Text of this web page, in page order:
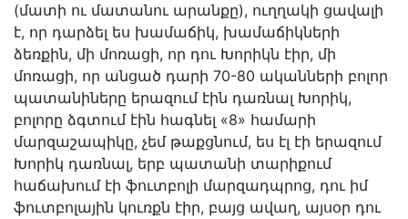
(մատի ու մատանու արանքը), ուղղակի ցավալի
է, որ դարձել ես խամաճիկ, խամաճիկների
ձեռքին, մի մոռացի, որ դու Խորիկն էիր, մի
մոռացի, որ անցած դարի 70-80 ականների բոլոր
պատանիները երազում էին դառնալ Խորիկ,
բոլորը ձգտում էին հագնել «8» համարի
մարզաշապիկը, չեմ թաքցնում, ես էլ էի երազում
Խորիկ դառնալ, երբ պատանի տարիքում
հաճախում էի ֆուտբոլի մարզադպրոց, դու իմ
ֆուտբոլային կուռքն էիր, բայց ավաղ, այսօր դու